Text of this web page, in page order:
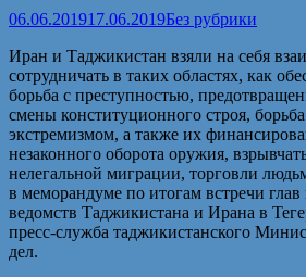
06.06.201917.06.2019Без рубрики
Иран и Таджикистан взяли на себя
сотрудничать в таких областях, как
борьба с преступностью,
смены конституционного строя,
экстремизмом, а также их
незаконного оборота оружия,
нелегальной миграции, торговли
в меморандуме по итогам встречи
ведомств Таджикистана и Ирана в
пресс-служба таджикистанского
дел.